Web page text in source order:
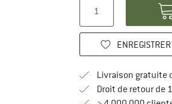
ENREGISTRER
Livraison gratuite
Droit de retour de